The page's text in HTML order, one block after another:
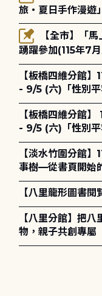
旅・夏日手作漫
報名
踴躍參加(115年7
【板橋四維分館
- 9/5 (六)「性別平
講座) ◎ 8/1 (六)
【板橋四維分館
- 9/5 (六)「性別平
講座) ◎ 8/1 (六)
【淡水竹圍分館
事樹—從書頁開始
電章魚》
【八里龍形圖書
【八里分館】把
物，親子共創專屬